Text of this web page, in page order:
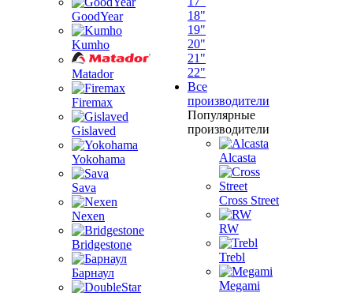
GoodYear
Kumho
Matador
Firemax
Gislaved
Yokohama
Sava
Nexen
Bridgestone
Барнаул
18"
19"
20"
21"
22"
Все
производители
Популярные
производители
Alcasta
Cross Street
RW
Trebl
Megami